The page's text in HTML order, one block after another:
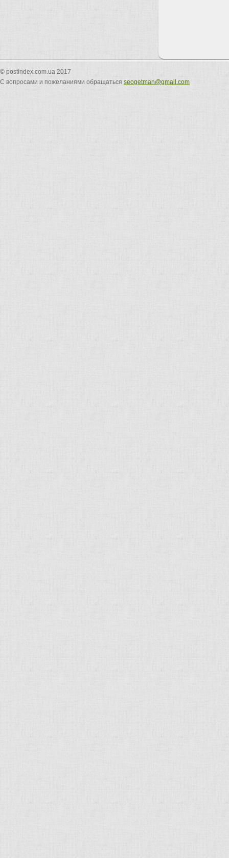
© postindex.com.ua 2017
С вопросами и пожеланиями обращаться seogetman@gmail.com